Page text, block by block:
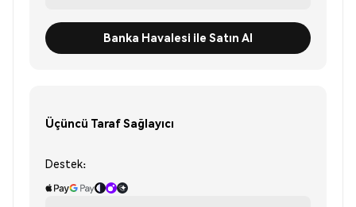
Banka Havalesi ile Satın Al
Üçüncü Taraf Sağlayıcı
Destek: